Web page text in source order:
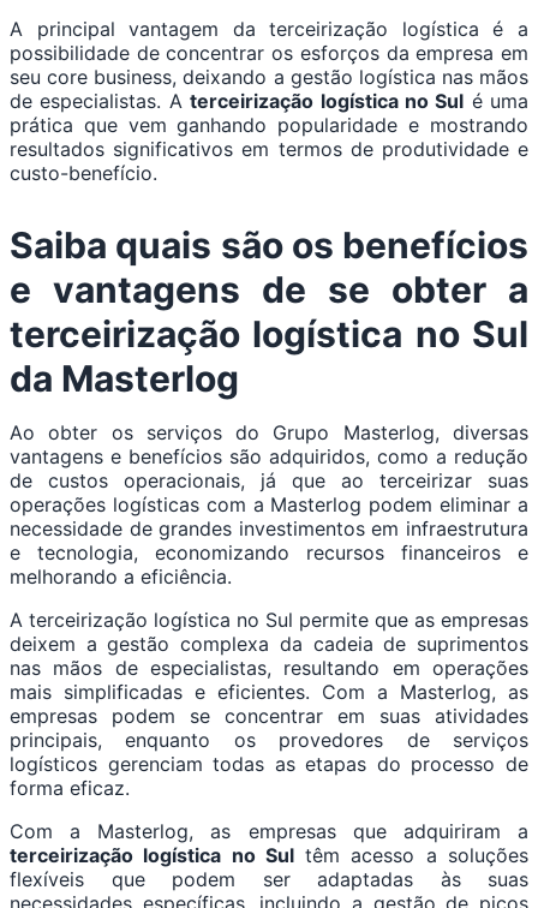
A principal vantagem da terceirização logística é a
possibilidade de concentrar os esforços da empresa em
seu core business, deixando a gestão logística nas mãos
de especialistas. Aterceirização logística no Sul é uma
prática que vem ganhando popularidade e mostrando
resultados significativos em termos de produtividade e
custo-benefício.
Saiba quais são os benefícios
e vantagens de se obter a
terceirização logística no Sul
da Masterlog
Ao obter os serviços do Grupo Masterlog, diversas
vantagens e benefícios são adquiridos, como a redução
de custos operacionais, já que ao terceirizar suas
operações logísticas com a Masterlog podem eliminar a
necessidade de grandes investimentos em infraestrutura
e tecnologia, economizando recursos financeiros e
melhorando a eficiência.
A terceirização logística no Sul permite que as empresas
deixem a gestão complexa da cadeia de suprimentos
nas mãos de especialistas, resultando em operações
mais simplificadas e eficientes. Com a Masterlog, as
empresas podem se concentrar em suas atividades
principais, enquanto os provedores de serviços
logísticos gerenciam todas as etapas do processo de
forma eficaz.
Com a Masterlog, as empresas que adquiriram a
terceirização logística no Sultêm acesso a soluções
flexíveis que podem ser adaptadas às suas